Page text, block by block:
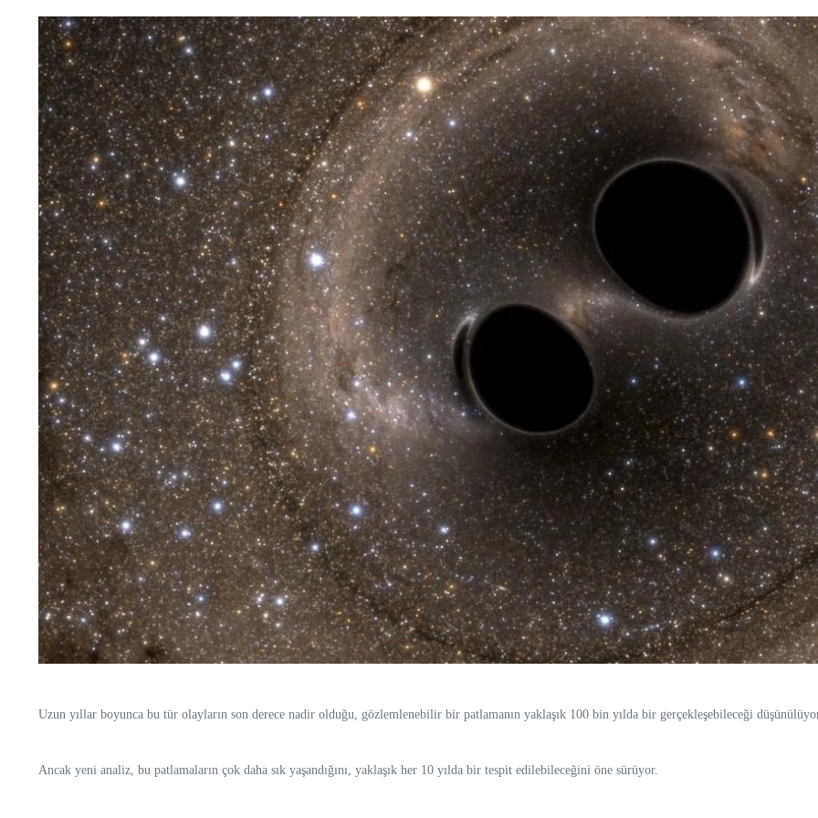
Uzun yıllar boyunca bu tür olayların son derece nadir olduğu, gözlemlenebilir bir patlamanın yaklaşık 100 bin yılda bir gerçekleşebileceği
Ancak yeni analiz, bu patlamaların çok daha sık yaşandığını, yaklaşık her 10 yılda bir tespit edilebileceğini öne sürüyor.